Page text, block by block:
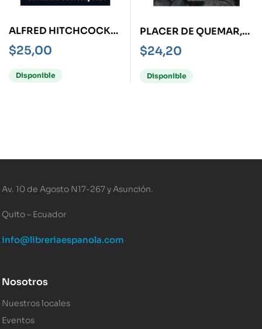
ALFRED HITCHCOCK
PRESENTA: CUENTOS
QUE MI MADRE NUNCA
ME CONTO-
$25,00
Disponible
PLACER DE QUEMAR,
EL -HISTORIAS DE
FAHRENHEIT 451-
$24,20
Disponible
Av. 10 de Agosto N17-267 y Asunción.
Quito – Ecuador
info@libreriaespanola.com
Nosotros
Nuestros locales
Eventos